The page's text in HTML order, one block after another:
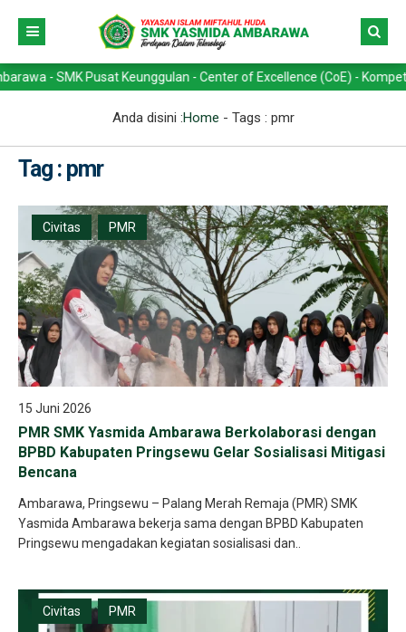
- SMK Pusat Keunggulan - Center of Excellence (CoE) -
Anda disini :Home - Tags : pmr
Tag : pmr
Civitas PMR
15 Juni 2026
PMR SMK Yasmida Ambarawa Berkolaborasi dengan
BPBD Kabupaten Pringsewu Gelar Sosialisasi Mitigasi
Bencana
Ambarawa, Pringsewu – Palang Merah Remaja (PMR) SMK
Yasmida Ambarawa bekerja sama dengan BPBD Kabupaten
Pringsewu mengadakan kegiatan sosialisasi dan..
Civitas PMR